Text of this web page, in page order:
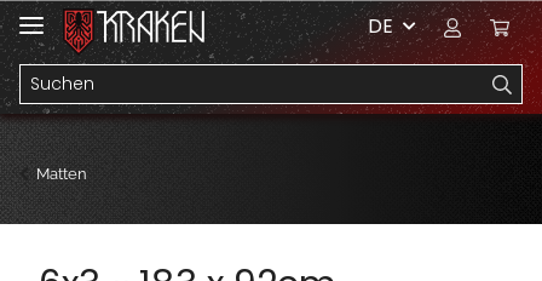
DE
Matten